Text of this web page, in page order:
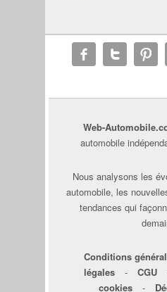
Web-
automobile
Nous analysons les
automobile, les
tendances qui
Conditions
légales
- CGU
cookies
-